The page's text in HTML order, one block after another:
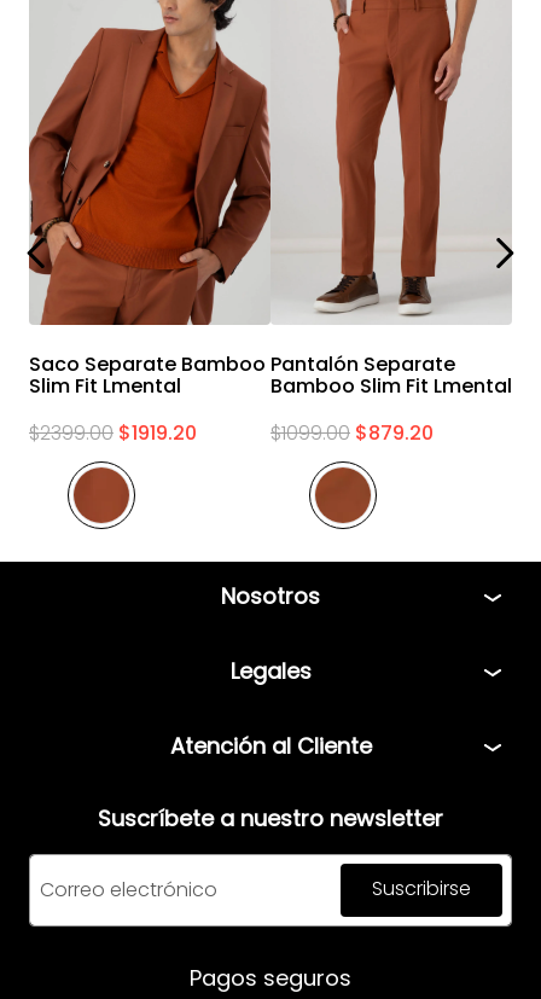
Saco Separate Bamboo
Slim Fit Lmental
$2399.00 $1919.20
Pantalón Separate
Bamboo Slim Fit Lmental
$1099.00 $879.20
Nosotros
Legales
Aviso de privacidad
Facturación
Atención al Cliente
Comunícate vía Whatsapp
Lunes a Jueves: 08:00am a 06:00pm
Suscríbete a nuestro newsletter
Suscribirse
Pagos seguros